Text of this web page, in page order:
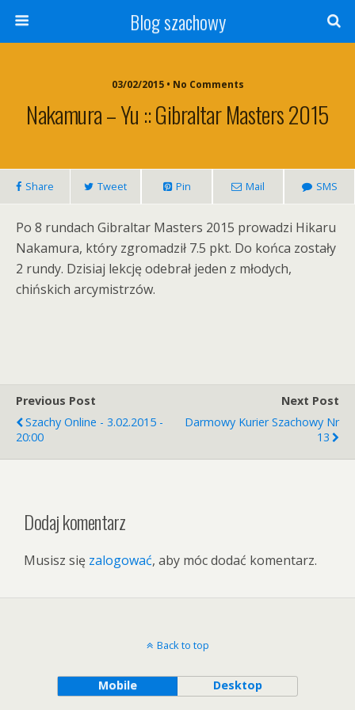
Blog szachowy
03/02/2015 • No Comments
Nakamura – Yu :: Gibraltar Masters 2015
Share Tweet Pin Mail SMS
Po 8 rundach Gibraltar Masters 2015 prowadzi Hikaru
Nakamura, który zgromadził 7.5 pkt. Do końca zostały
2 rundy. Dzisiaj lekcję odebrał jeden z młodych,
chińskich arcymistrzów.
Previous Post
Szachy Online - 3.02.2015 -
20:00
Next Post
Darmowy Kurier Szachowy Nr
13
Dodaj komentarz
Musisz się zalogować, aby móc dodać komentarz.
Back to top
Mobile Desktop